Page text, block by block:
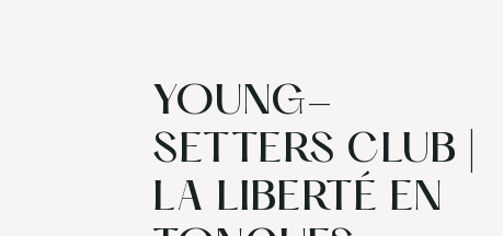
YOUNG-
SETTERS CLUB |
LA LIBERTÉ EN